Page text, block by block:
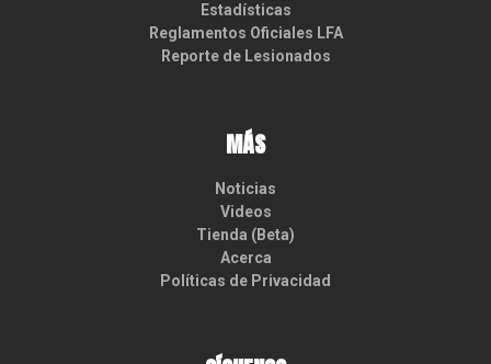
Estadísticas
Reglamentos Oficiales LFA
Reporte de Lesionados
MÁS
Noticias
Videos
Tienda (Beta)
Acerca
Políticas de Privacidad